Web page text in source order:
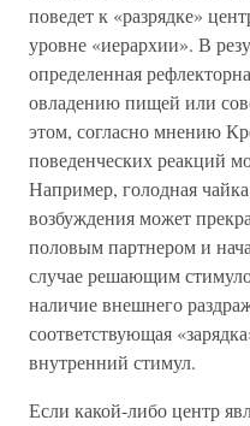
поведет к «разрядке»
уровне «иерархии». В
определенная
овладению пищей или
этом, согласно мнению
поведенческих реакций
Например, голодная
возбуждения может
половым партнером и
случае решающим
наличие внешнего
соответствующая
внутренний стимул.
Если какой-либо центр